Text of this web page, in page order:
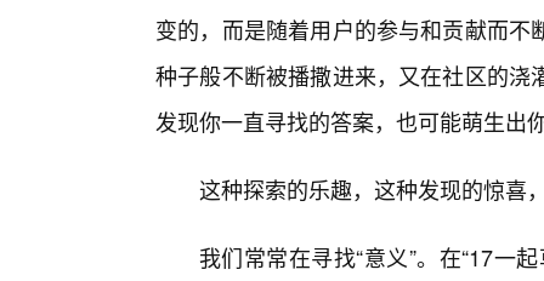
变的，而是随着用户的参与和贡献而
种子般不断被播撒进来，又在社区的
发现你一直寻找的答案，也可能萌生出
这种探索的乐趣，这种发现的惊喜
我们常常在寻找“意义”。在“17一